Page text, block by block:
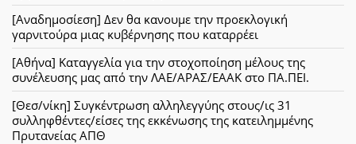
[Αναδημοσίεση] Δεν θα κανουμε την προεκλογική
γαρνιτούρα μιας κυβέρνησης που καταρρέει
[Αθήνα] Καταγγελία για την στοχοποίηση μέλους της
συνέλευσης μας από την ΛΑΕ/ΑΡΑΣ/ΕΑΑΚ στο ΠΑ.ΠΕΙ.
[Θεσ/νίκη] Συγκέντρωση αλληλεγγύης στους/ις 31
συλληφθέντες/είσες της εκκένωσης της κατειλημμένης
Πρυτανείας ΑΠΘ